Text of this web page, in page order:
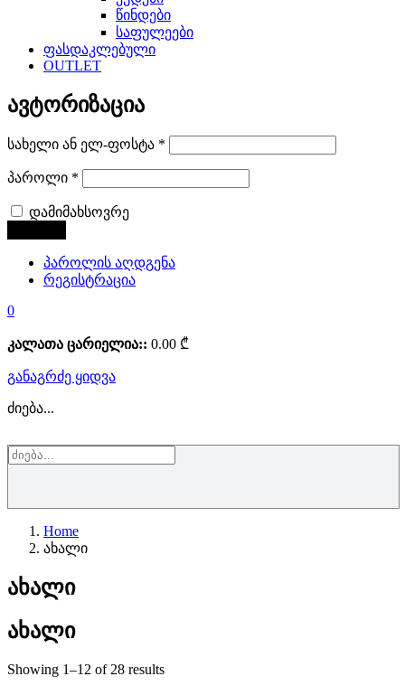
წინდები
საფულეები
ფასდაკლებული
OUTLET
ავტორიზაცია
სახელი ან ელ-ფოსტა *
პაროლი *
დამიმახსოვრე
პაროლის აღდგენა
რეგისტრაცია
0
კალათა ცარიელია:: 0.00 ₾
განაგრძე ყიდვა
ძიება...
Home
ახალი
ახალი
ახალი
Showing 1–12 of 28 results